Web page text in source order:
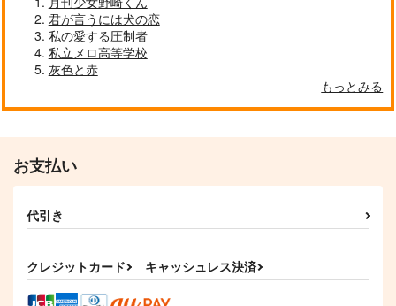
君が言うには犬の恋
私の愛する圧制者
私立メロ高等学校
灰色と赤
もっとみる
お支払い
代引き
クレジットカード キャッシュレス決済